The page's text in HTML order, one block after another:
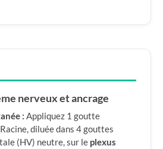
nerveux et ancrage
: Appliquez 1 goutte
diluée dans 4 gouttes
(HV) neutre, sur le plexus